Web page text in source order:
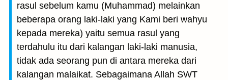
rasul sebelum kamu (Muhammad) melainkan
beberapa orang laki-laki yang Kami beri wahyu
kepada mereka) yaitu semua rasul yang
terdahulu itu dari kalangan laki-laki manusia,
tidak ada seorang pun di antara mereka dari
kalangan malaikat. Sebagaimana Allah SWT